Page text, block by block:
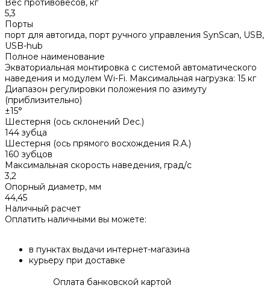
5,3
Порты
порт для автогида, порт ручного управления SynScan, USB,
USB-hub
Полное наименование
Экваториальная монтировка с системой автоматического
наведения и модулем Wi-Fi. Максимальная нагрузка: 15 кг
Диапазон регулировки положения по азимуту
(приблизительно)
±15°
Шестерня (ось склонений Dec.)
144 зубца
Шестерня (ось прямого восхождения R.A.)
160 зубцов
Максимальная скорость наведения, град/с
3,2
Опорный диаметр, мм
44,45
Наличный расчет
Оплатить наличными вы можете:
в пунктах выдачи интернет-магазина
курьеру при доставке
Оплата банковской картой